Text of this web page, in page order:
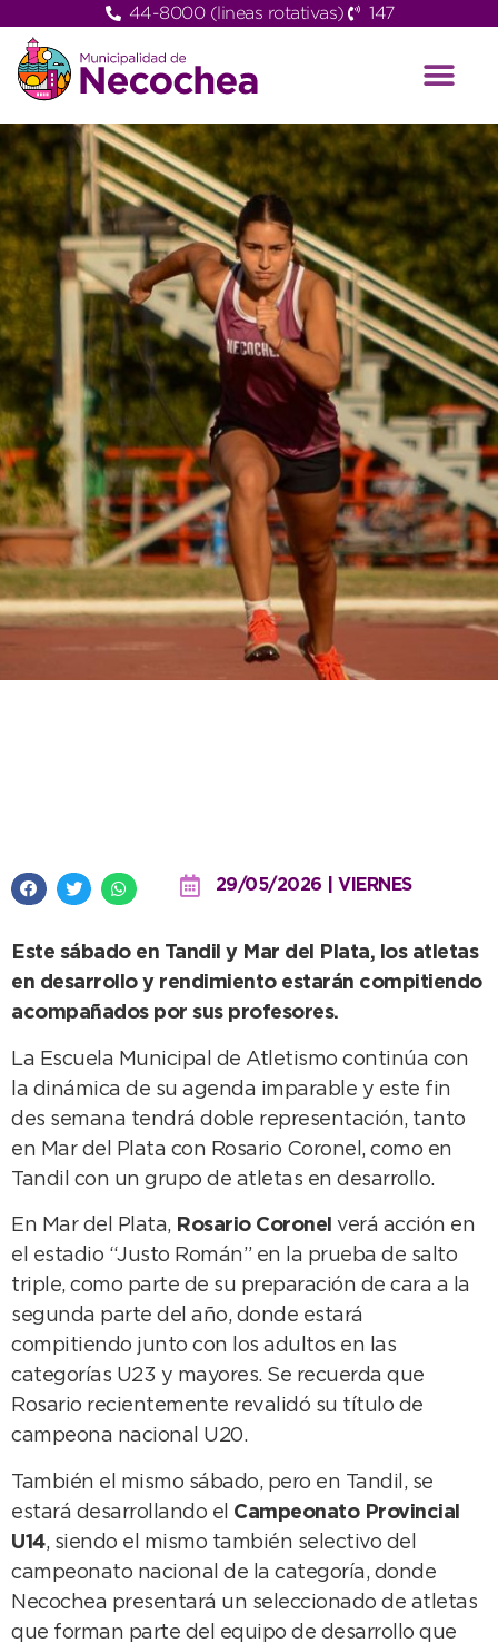
44-8000 (lineas rotativas) 147
29/05/2026 | VIERNES
Este sábado en Tandil y Mar del Plata, los atletas
en desarrollo y rendimiento estarán compitiendo
acompañados por sus profesores.
La Escuela Municipal de Atletismo continúa con
la dinámica de su agenda imparable y este fin
des semana tendrá doble representación, tanto
en Mar del Plata con Rosario Coronel, como en
Tandil con un grupo de atletas en desarrollo.
En Mar del Plata,Rosario Coronel verá acción en
el estadio “Justo Román” en la prueba de salto
triple, como parte de su preparación de cara a la
segunda parte del año, donde estará
compitiendo junto con los adultos en las
categorías U23 y mayores. Se recuerda que
Rosario recientemente revalidó su título de
campeona nacional U20.
También el mismo sábado, pero en Tandil, se
estará desarrollando el Campeonato Provincial
U14, siendo el mismo también selectivo del
campeonato nacional de la categoría, donde
Necochea presentará un seleccionado de atletas
que forman parte del equipo de desarrollo que